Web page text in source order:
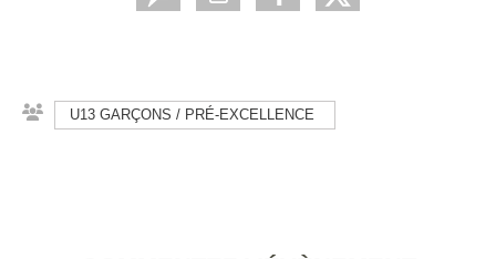
U13 GARÇONS / PRÉ-EXCELLENCE